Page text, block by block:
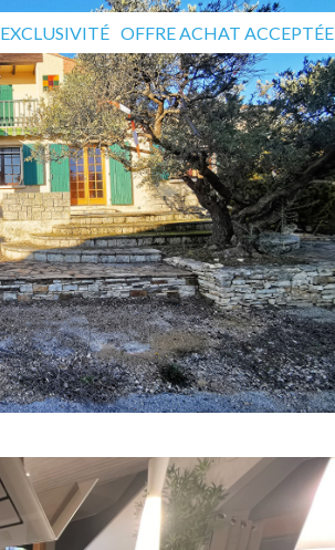
EXCLUSIVITÉ OFFRE ACHAT ACCEPTÉE